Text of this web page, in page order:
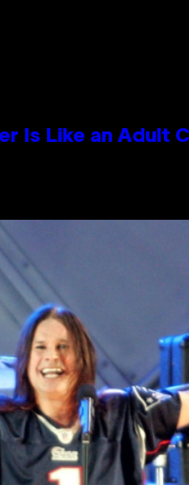
Is Like an Adult